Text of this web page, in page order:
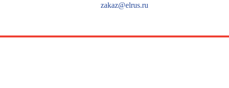
zakaz@elrus.ru